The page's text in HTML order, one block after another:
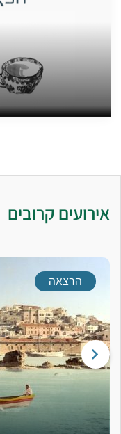
אירועים קרובים
הרצאה